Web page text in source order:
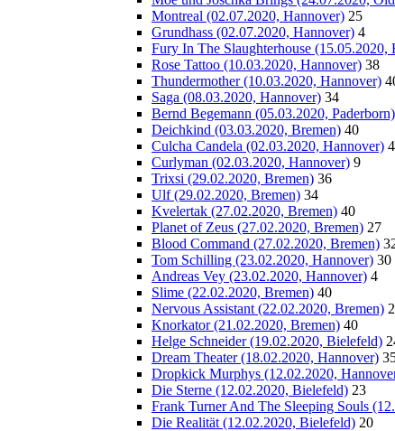
Montreal (02.07.2020, Hannover) 25
Grundhass (02.07.2020, Hannover) 4
Fury In The Slaughterhouse (15.05.2020,
Rose Tattoo (10.03.2020, Hannover) 38
Thundermother (10.03.2020, Hannover)
Saga (08.03.2020, Hannover) 34
Bernd Begemann (05.03.2020, Paderborn)
Deichkind (03.03.2020, Bremen) 40
Culcha Candela (02.03.2020, Hannover)
Curlyman (02.03.2020, Hannover) 9
Trixsi (29.02.2020, Bremen) 36
Ulf (29.02.2020, Bremen) 34
Kvelertak (27.02.2020, Bremen) 40
Planet of Zeus (27.02.2020, Bremen) 27
Blood Command (27.02.2020, Bremen)
Tom Schilling (23.02.2020, Hannover) 30
Andreas Vey (23.02.2020, Hannover) 4
Slime (22.02.2020, Bremen) 40
Nervous Assistant (22.02.2020, Bremen)
Knorkator (21.02.2020, Bremen) 40
Helge Schneider (19.02.2020, Bielefeld)
Dream Theater (18.02.2020, Hannover)
Dropkick Murphys (12.02.2020,
Die Sterne (12.02.2020, Bielefeld) 23
Frank Turner And The Sleeping Souls
Die Realität (12.02.2020, Bielefeld) 20